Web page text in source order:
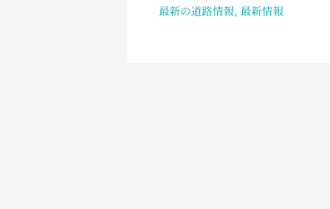
最新の道路情報, 最新情報